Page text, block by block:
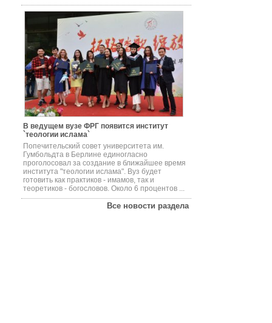
В ведущем вузе ФРГ появится институт
`теологии ислама`
Попечительский совет университета им.
Гумбольдта в Берлине единогласно
проголосовал за создание в ближайшее время
института "теологии ислама". Вуз будет
готовить как практиков - имамов, так и
теоретиков - богословов. Около 6 процентов ...
Все новости раздела